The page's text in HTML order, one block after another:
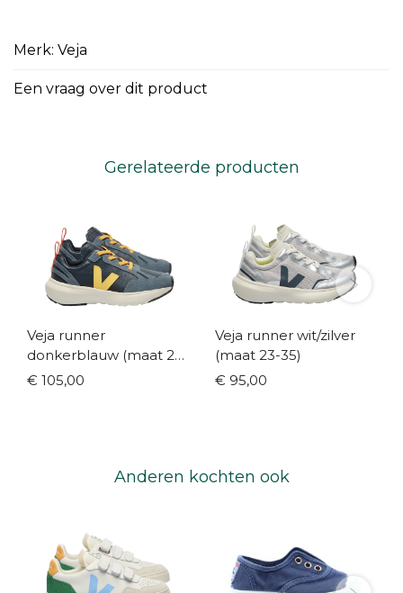
Merk: Veja
Een vraag over dit product
Gerelateerde producten
Veja runner
donkerblauw (maat 23-
35)
€ 105,00
Veja runner wit/zilver
(maat 23-35)
€ 95,00
Anderen kochten ook